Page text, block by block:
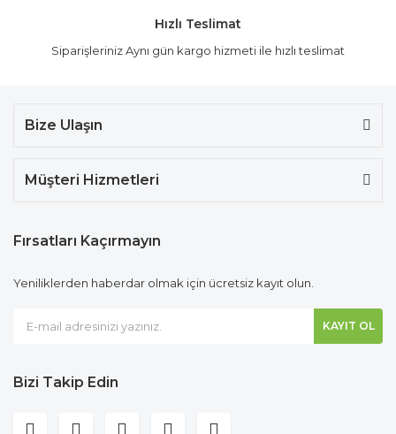
Hızlı Teslimat
Siparişleriniz Aynı gün kargo hizmeti ile hızlı teslimat
Bize Ulaşın
Müşteri Hizmetleri
Fırsatları Kaçırmayın
Yeniliklerden haberdar olmak için ücretsiz kayıt olun.
KAYIT OL
Bizi Takip Edin